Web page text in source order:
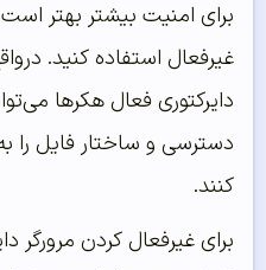
برای امنیت بیشتر بهتر است
غیرفعال استفاده کنید.
دایرکتوری فعال هکرها
دسترسی و ساختار فایل را
کنند.
برای غیرفعال کردن مرورگر